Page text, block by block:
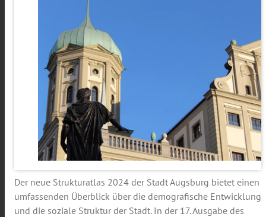
Der neue Strukturatlas 2024 der Stadt Augsburg bietet einen
umfassenden Überblick über die demografische Entwicklung
und die soziale Struktur der Stadt. In der 17. Ausgabe des